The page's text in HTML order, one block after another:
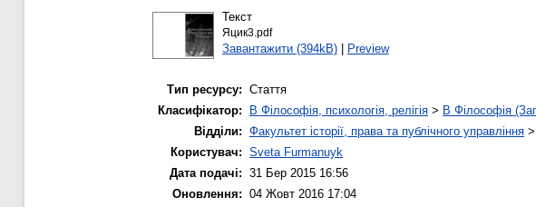
Текст
Яцик3.pdf
Завантажити (394kB)| Preview
Тип ресурсу: Стаття
Класифікатор:
B Філософія, психологія, релігія > B Філософія
Відділи: Факультет історії, права та публічного управління >
Користувач: Sveta Furmanuyk
Дата подачі: 31 Бер 2015 16:56
Оновлення: 04 Жовт 2016 17:04